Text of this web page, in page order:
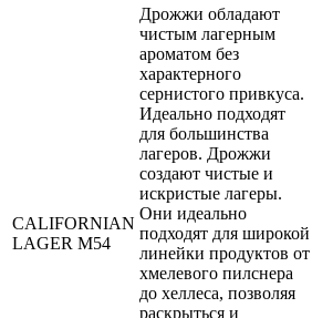
CALIFORNIAN
LAGER M54
Дрожжи обладают
чистым лагерным
ароматом без
характерного
сернистого привкуса.
Идеально подходят
для большинства
лагеров. Дрожжи
создают чистые и
искристые лагеры.
Они идеально
подходят для широкой
линейки продуктов от
хмелевого пилснера
до хеллеса, позволяя
раскрыться и